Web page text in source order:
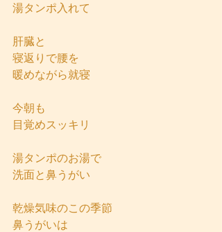
湯タンポ入れて
肝臓と
寝返りで腰を
暖めながら就寝
今朝も
目覚めスッキリ
湯タンポのお湯で
洗面と鼻うがい
乾燥気味のこの季節
鼻うがいは